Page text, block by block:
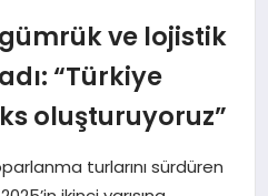
ve lojistik
“Türkiye
oluşturuyoruz”
turlarını sürdüren